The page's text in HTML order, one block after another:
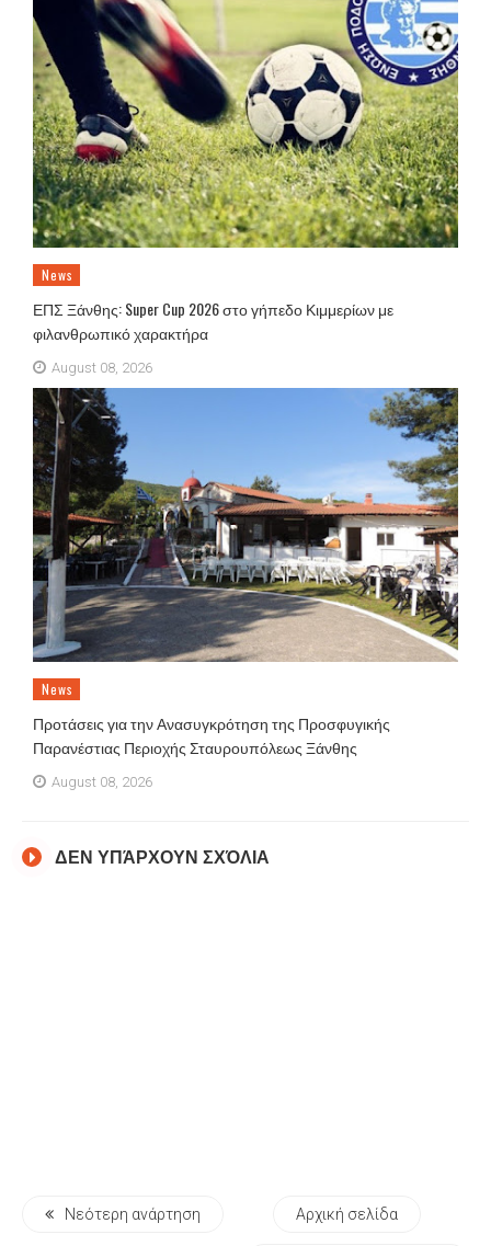
News
ΕΠΣ Ξάνθης: Super Cup 2026 στο γήπεδο Κιμμερίων με
φιλανθρωπικό χαρακτήρα
August 08, 2026
News
Προτάσεις για την Ανασυγκρότηση της Προσφυγικής
Παρανέστιας Περιοχής Σταυρουπόλεως Ξάνθης
August 08, 2026
ΔΕΝ ΥΠΆΡΧΟΥΝ ΣΧΌΛΙΑ
Νεότερη ανάρτηση Αρχική σελίδα